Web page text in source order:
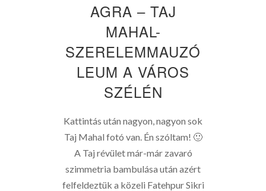
AGRA – TAJ
MAHAL-
SZERELEMMAUZÓ
LEUM A VÁROS
SZÉLÉN
Kattintás után nagyon, nagyon sok
Taj Mahal fotó van. Én szóltam! 🙂
A Taj révület már-már zavaró
szimmetria bambulása után azért
felfeldeztük a közeli Fatehpur Sikri